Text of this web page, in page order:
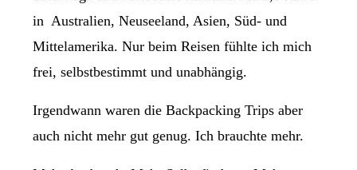
in Australien, Neuseeland, Asien, Süd- und
Mittelamerika. Nur beim Reisen fühlte ich mich
frei, selbstbestimmt und unabhängig.
Irgendwann waren die Backpacking Trips aber
auch nicht mehr gut genug. Ich brauchte mehr.